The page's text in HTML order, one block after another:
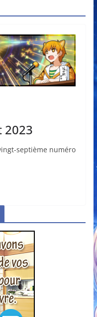
2023
septième numéro